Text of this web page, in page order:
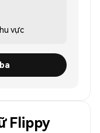
vực
Flippy